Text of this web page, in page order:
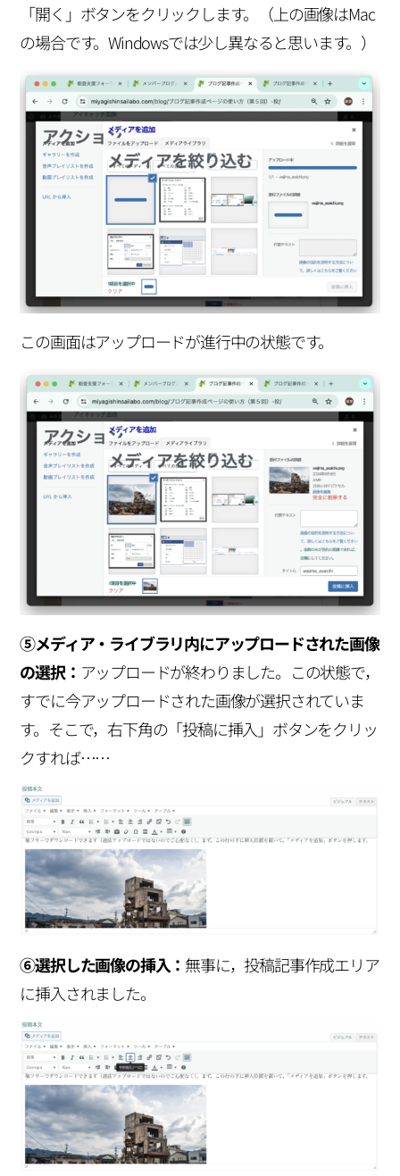
「開く」ボタンをクリックします。（上の画像はMac
の場合です。Windowsでは少し異なると思います。）
この画面はアップロードが進行中の状態です。
⑤メディア・ライブラリ内にアップロードされた画像
の選択： アップロードが終わりました。この状態で，
すでに今アップロードされた画像が選択されていま
す。そこで，右下角の「投稿に挿入」ボタンをクリッ
クすれば……
⑥選択した画像の挿入： 無事に，投稿記事作成エリア
に挿入されました。